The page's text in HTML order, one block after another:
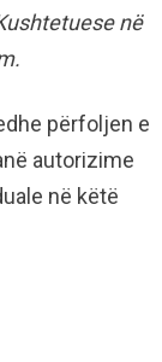
në
përfoljen e
autorizime
në këtë